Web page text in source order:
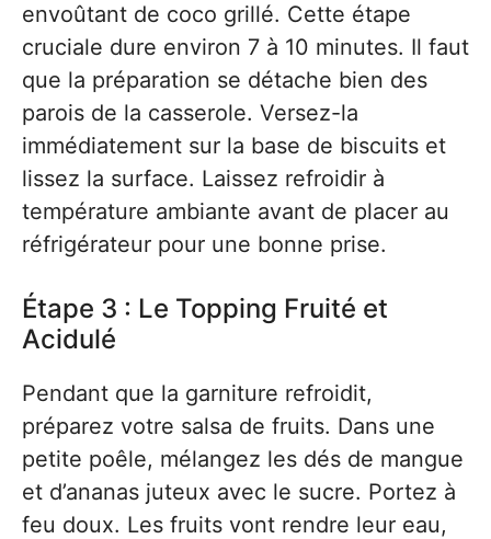
envoûtant de coco grillé. Cette étape
cruciale dure environ 7 à 10 minutes. Il faut
que la préparation se détache bien des
parois de la casserole. Versez-la
immédiatement sur la base de biscuits et
lissez la surface. Laissez refroidir à
température ambiante avant de placer au
réfrigérateur pour une bonne prise.
Étape 3 : Le Topping Fruité et
Acidulé
Pendant que la garniture refroidit,
préparez votre salsa de fruits. Dans une
petite poêle, mélangez les dés de mangue
et d’ananas juteux avec le sucre. Portez à
feu doux. Les fruits vont rendre leur eau,